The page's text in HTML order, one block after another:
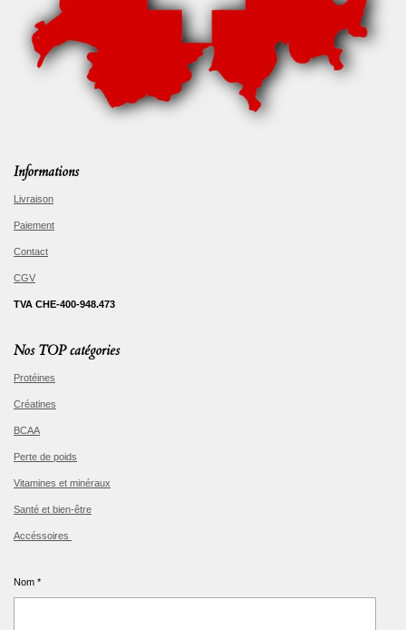
Informations
Livraison
Paiement
Contact
CGV
TVA CHE-400-948.473
Nos TOP catégories
Protéines
Créatines
BCAA
Perte de poids
Vitamines et minéraux
Santé et bien-être
Accéssoires
Nom *